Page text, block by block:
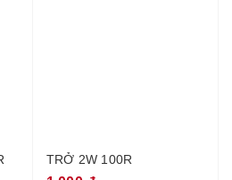
TRỞ 2W 100R